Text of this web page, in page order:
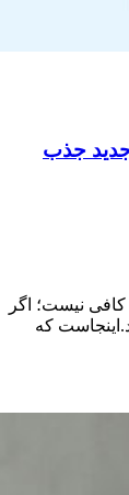
جذب
نیست؛ اگر
که